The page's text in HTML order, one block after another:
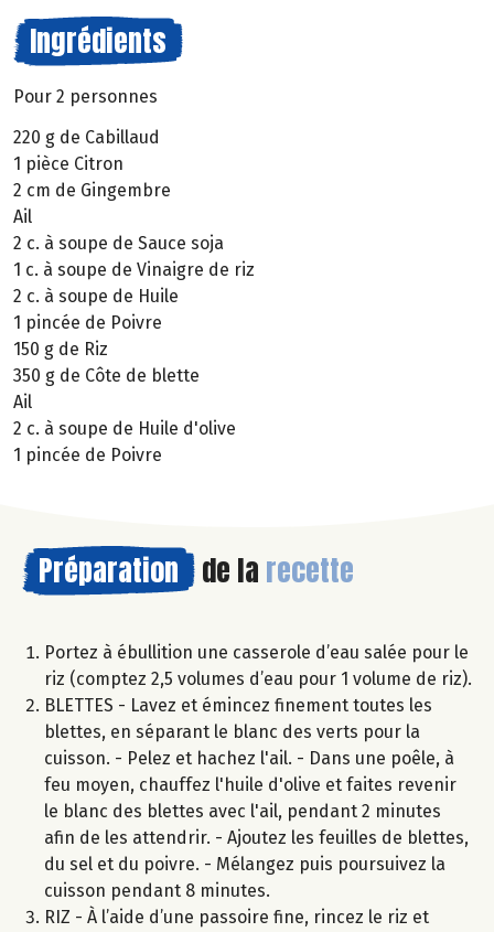
Ingrédients
Pour 2 personnes
220 g de Cabillaud
1 pièce Citron
2 cm de Gingembre
Ail
2 c. à soupe de Sauce soja
1 c. à soupe de Vinaigre de riz
2 c. à soupe de Huile
1 pincée de Poivre
150 g de Riz
350 g de Côte de blette
Ail
2 c. à soupe de Huile d'olive
1 pincée de Poivre
Préparation de la recette
Portez à ébullition une casserole d’eau salée pour le
riz (comptez 2,5 volumes d’eau pour 1 volume de riz).
BLETTES - Lavez et émincez finement toutes les
blettes, en séparant le blanc des verts pour la
cuisson. - Pelez et hachez l'ail. - Dans une poêle, à
feu moyen, chauffez l'huile d'olive et faites revenir
le blanc des blettes avec l'ail, pendant 2 minutes
afin de les attendrir. - Ajoutez les feuilles de blettes,
du sel et du poivre. - Mélangez puis poursuivez la
cuisson pendant 8 minutes.
RIZ - À l’aide d’une passoire fine, rincez le riz et